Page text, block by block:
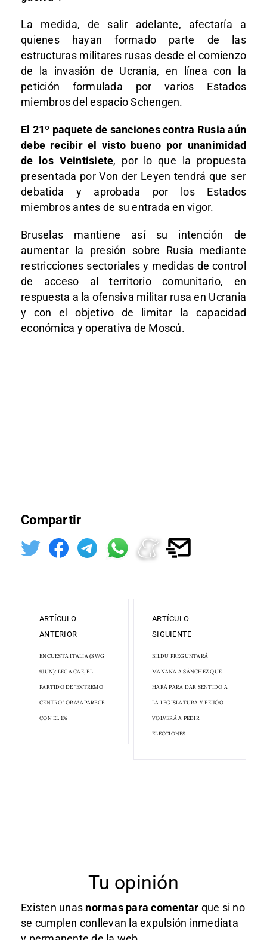
La medida, de salir adelante, afectaría a
quienes hayan formado parte de las
estructuras militares rusas desde el comienzo
de la invasión de Ucrania, en línea con la
petición formulada por varios Estados
miembros del espacio Schengen.
El 21º paquete de sanciones contra Rusia aún
debe recibir el visto bueno por unanimidad
de los Veintisiete, por lo que la propuesta
presentada por Von der Leyen tendrá que ser
debatida y aprobada por los Estados
miembros antes de su entrada en vigor.
Bruselas mantiene así su intención de
aumentar la presión sobre Rusia mediante
restricciones sectoriales y medidas de control
de acceso al territorio comunitario, en
respuesta a la ofensiva militar rusa en Ucrania
y con el objetivo de limitar la capacidad
económica y operativa de Moscú.
Compartir
ARTÍCULO
ANTERIOR
ENCUESTA ITALIA (SWG
9JUN): LEGA CAE, EL
PARTIDO DE "EXTREMO
CENTRO" ORA! APARECE
CON EL 1%
ARTÍCULO
SIGUIENTE
BILDU PREGUNTARÁ
MAÑANA A SÁNCHEZ QUÉ
HARÁ PARA DAR SENTIDO A
LA LEGISLATURA Y FEIJÓO
VOLVERÁ A PEDIR
ELECCIONES
Tu opinión
Existen unas normas para comentar que si no
se cumplen conllevan la expulsión inmediata